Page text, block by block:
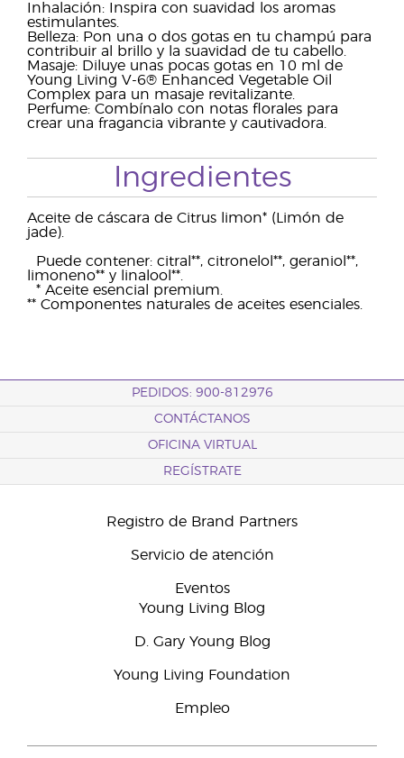
Inhalación: Inspira con suavidad los aromas
estimulantes.
Belleza: Pon una o dos gotas en tu champú para
contribuir al brillo y la suavidad de tu cabello.
Masaje: Diluye unas pocas gotas en 10 ml de
Young Living V-6® Enhanced Vegetable Oil
Complex para un masaje revitalizante.
Perfume: Combínalo con notas florales para
crear una fragancia vibrante y cautivadora.
Ingredientes
Aceite de cáscara de Citrus limon* (Limón de
jade).
Puede contener: citral**, citronelol**, geraniol**,
limoneno** y linalool**.
* Aceite esencial premium.
** Componentes naturales de aceites esenciales.
PEDIDOS: 900-812976
CONTÁCTANOS
OFICINA VIRTUAL
REGÍSTRATE
Registro de Brand Partners
Servicio de atención
Eventos
Young Living Blog
D. Gary Young Blog
Young Living Foundation
Empleo